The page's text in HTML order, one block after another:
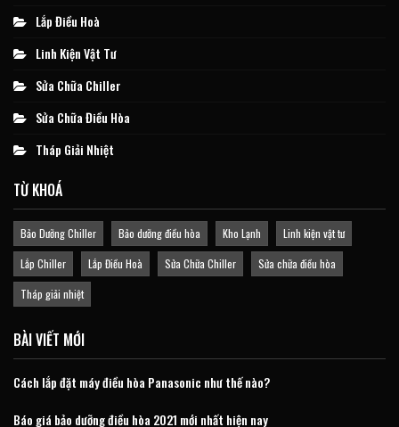
Lắp Điều Hoà
Linh Kiện Vật Tư
Sửa Chữa Chiller
Sửa Chữa Điều Hòa
Tháp Giải Nhiệt
TỪ KHOÁ
Bảo Dưỡng Chiller Bảo dưỡng điều hòa Kho Lạnh
Linh kiện vật tư
Lắp Chiller
Lắp Điều Hoà Sửa Chữa Chiller
Sửa chữa điều hòa
Tháp giải nhiệt
BÀI VIẾT MỚI
Cách lắp đặt máy điều hòa Panasonic như thế nào?
Báo giá bảo dưỡng điều hòa 2021 mới nhất hiện nay